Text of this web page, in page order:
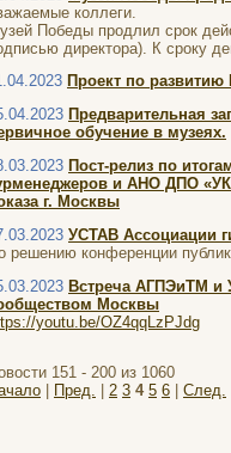
коллеги.
Победы продлил срок
директора). К сроку
Проект по
Предварительная
обучение в музеях.
Пост-релиз по
и АНО ДПО
г. Москвы
УСТАВ Ассоциации
решению конференции
Встреча АГПЭиТМ и
Москвы
youtu.be/OZ4qqLzPJdg
151 - 200 из 1060
Пред. 2 3 4 5 6 След.